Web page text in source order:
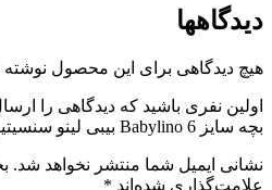
دیدگاهها
هیچ دیدگاهی برای این محصول
اولین نفری باشید که دیدگاهی را
بچه سایز 6 Babylino بیبی لینو سنسیتیو”
نشانی ایمیل شما منتشر نخواهد شد.
علامت‌گذاری شده‌اند *